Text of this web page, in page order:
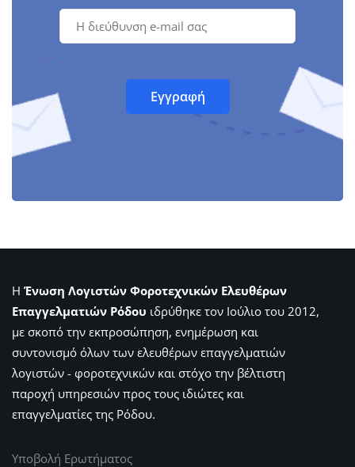
Η Ένωση Λογιστών Φοροτεχνικών Ελευθέρων
Επαγγελματιών Ρόδου ιδρύθηκε τον Ιούλιο του 2012,
με σκοπό την εκπροσώπηση, ενημέρωση και
συντονισμό όλων των ελευθέρων επαγγελματιών
λογιστών - φοροτεχνικών και στόχο την βέλτιστη
παροχή υπηρεσιών προς τους ιδιώτες και
επαγγελματίες της Ρόδου.
Υποβολή Ερωτήματος